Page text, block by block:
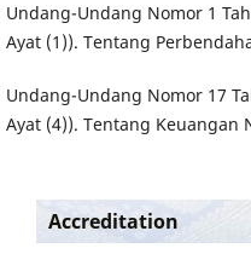
Undang-Undang Nomor 1
Ayat (1)). Tentang
Undang-Undang Nomor 17
Ayat (4)). Tentang Keuangan
Accreditation